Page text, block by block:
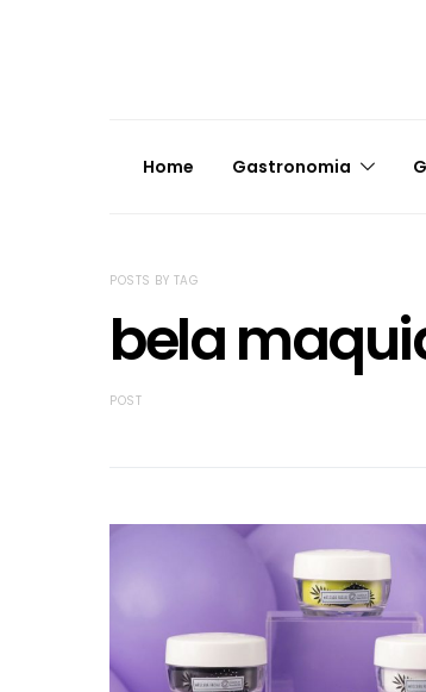
Home Gastronomia
POSTS BY TAG
bela
POST